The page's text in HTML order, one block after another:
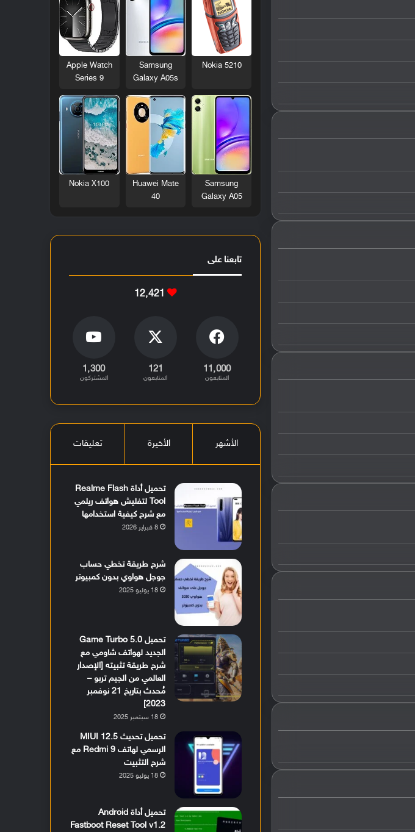
Nokia 5210
Samsung
Galaxy A05s
Apple Watch
Series 9
Samsung
Galaxy A05
Huawei Mate
40
Nokia X100
تابعنا على
12٬421
11٬000
المتابعون
121
المتابعون
1٬300
المشتركون
الأشهر الأخيرة تعليقات
تحميل أداة Realme Flash
Tool لتفليش هواتف ريلمي
مع شرح كيفية استخدامها
8 فبراير 2026
شرح طريقة تخطي حساب
جوجل هواوي بدون كمبيوتر
18 يوليو 2025
تحميل Game Turbo 5.0
الجديد لهواتف شاومي مع
شرح طريقة تثبيته [الإصدار
العالمي من الجيم تربو –
مُحدث بتاريخ 21 نوفمبر
2023]
18 سبتمبر 2025
تحميل تحديث MIUI 12.5
الرسمي لهاتف Redmi 9 مع
شرح التثبيت
18 يوليو 2025
تحميل أداة Android
Fastboot Reset Tool v1.2